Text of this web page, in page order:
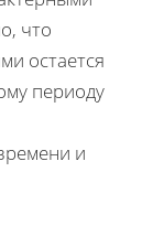
что
остается
периоду
и